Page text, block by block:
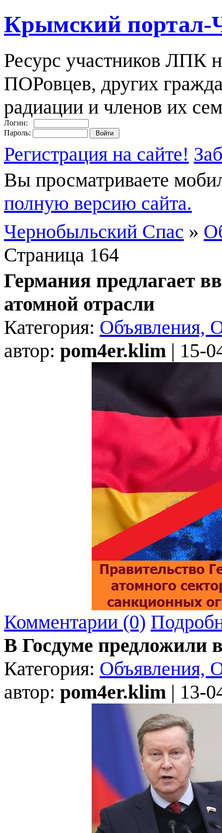
Крымский портал-
Ресурс участников ЛПК
ПОРовцев, других
радиации и членов их
Логин:
Пароль:
Регистрация на сайте!
Вы просматриваете
полную версию сайта.
Чернобыльский Спас »
Страница 164
Германия предлагает
атомной отрасли
Категория: Объявления,
автор: pom4er.klim | 15-
Комментарии (0)
В Госдуме предложили
Категория: Объявления,
автор: pom4er.klim | 13-